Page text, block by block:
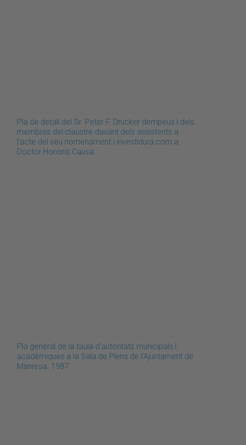
Pla de detall del Sr. Peter F. Drucker dempeus i dels
membres del claustre davant dels assistents a
l'acte del seu nomenament i investidura com a
Doctor Honoris Causa
Pla general de la taula d'autoritats municipals i
acadèmiques a la Sala de Plens de l'Ajuntament de
Manresa. 1987